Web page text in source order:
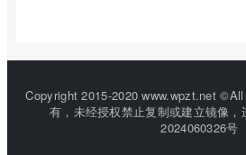
Copyright 2015-2020 www.wpzt.net
有，未经授权禁止复制或建立镜像，
2024060326号